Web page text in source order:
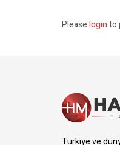
Pleaseloginto
Türkiye ve